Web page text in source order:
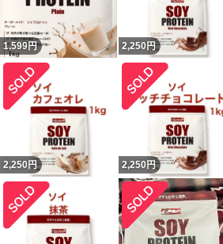
1,599円 2,250 円
2,250 円 2,250 円